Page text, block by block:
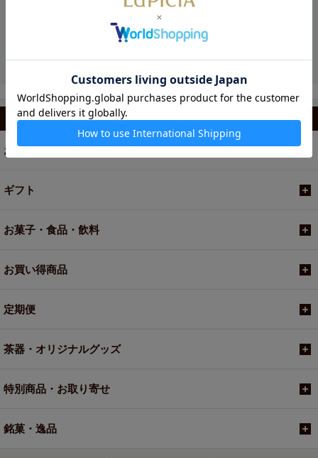
お電話でのご注文・お問い合わせ
カテゴリから選ぶ
お茶
ギフト
お菓子・食品・飲料
お買い得商品
定期便
茶器・オリジナルグッズ
特別商品・お取り寄せ
銘菓・逸品